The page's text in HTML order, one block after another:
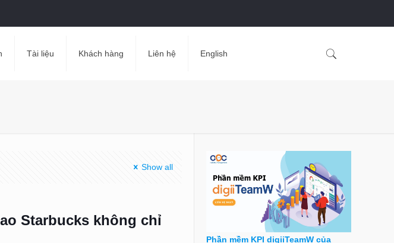
Tài liệu Khách hàng Liên hệ English
Show all
Starbucks không chỉ
Phần mềm KPI digiiTeamW của